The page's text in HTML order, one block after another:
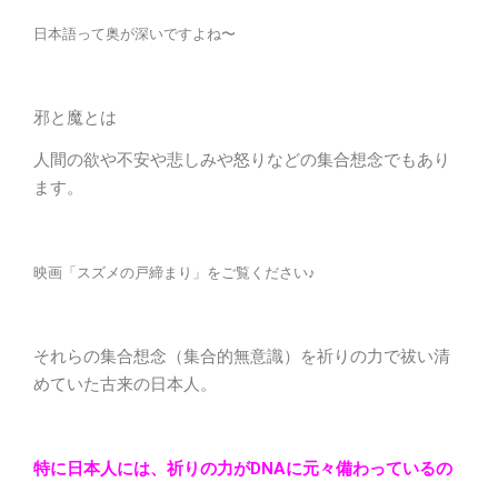
日本語って奥が深いですよね〜
邪と魔とは
人間の欲や不安や悲しみや怒りなどの集合想念でもあり
ます。
映画「スズメの戸締まり」をご覧ください♪
それらの集合想念（集合的無意識）を祈りの力で祓い清
めていた古来の日本人。
特に日本人には、祈りの力がDNAに元々備わっているの